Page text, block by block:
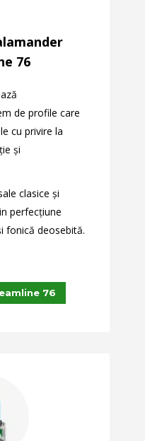
76
de profile care
cu privire la
şi
clasice şi
perfecţiune
fonică deosebită.
76